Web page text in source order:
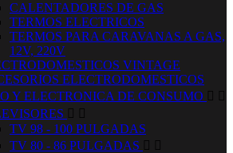
CALENTADORES DE GAS
TERMOS ELECTRICOS
TERMOS PARA CARAVANAS A GAS,
12V, 220V
VINTAGE
ELECTRODOMESTICOS
Y ELECTRONICA DE CONSUMO  
 
TV 98 - 100 PULGADAS
TV 80 - 86 PULGADAS  